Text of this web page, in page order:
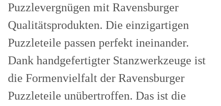
Puzzlevergnügen mit Ravensburger
Qualitätsprodukten. Die einzigartigen
Puzzleteile passen perfekt ineinander.
Dank handgefertigter Stanzwerkzeuge ist
die Formenvielfalt der Ravensburger
Puzzleteile unübertroffen. Das ist die